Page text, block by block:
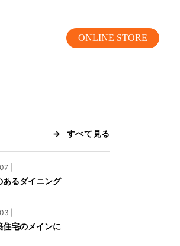
ONLINE STORE
よくあるご質問
お問い合わせ
すべて見る
|
あるダイニング
|
住宅のメインに